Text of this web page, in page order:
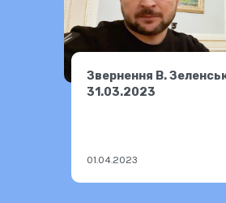
Звернення В.
31.03.2023
01.04.2023